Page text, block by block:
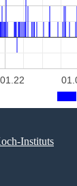
Instituts